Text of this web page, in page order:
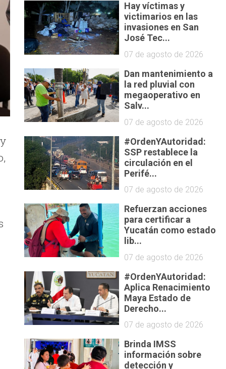
Hay víctimas y
victimarios en las
invasiones en San
José Tec...
07 de agosto de 2026
Dan mantenimiento a
la red pluvial con
megaoperativo en
Salv...
07 de agosto de 2026
#OrdenYAutoridad:
SSP restablece la
circulación en el
Perifé...
07 de agosto de 2026
Refuerzan acciones
para certificar a
Yucatán como estado
lib...
07 de agosto de 2026
#OrdenYAutoridad:
Aplica Renacimiento
Maya Estado de
Derecho...
07 de agosto de 2026
Brinda IMSS
información sobre
detección y